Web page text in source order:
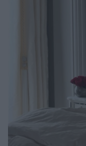
Woman Power